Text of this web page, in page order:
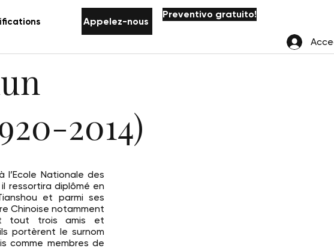
Appelez-nous
Preventivo gratuito!
2014)
l’Ecole Nationale des
ressortira diplômé en
et parmi ses
Chinoise notamment
tout trois amis et
portèrent le surnom
comme membres de